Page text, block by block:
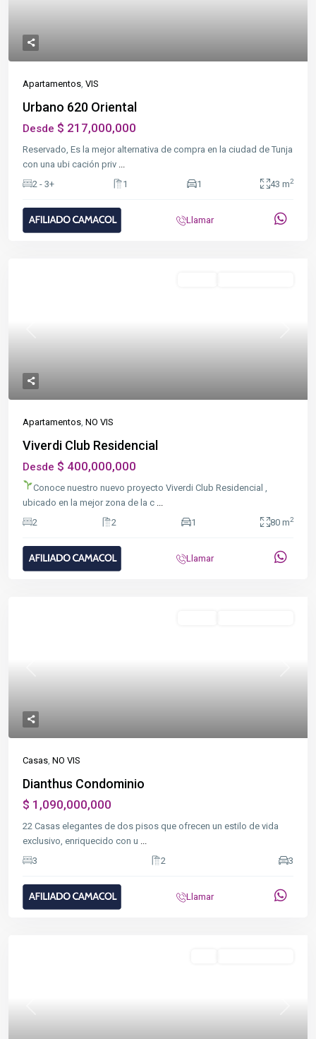
Apartamentos, VIS
Urbano 620 Oriental
Desde $ 217,000,000
Reservado, Es la mejor alternativa de compra en la ciudad de Tunja
con una ubi cación priv ...
2 - 3+
1 1 43 m2
Llamar
Apartamentos, NO VIS
Viverdi Club Residencial
Desde $ 400,000,000
Conoce nuestro nuevo proyecto Viverdi Club Residencial ,
ubicado en la mejor zona de la c ...
2
2 1 80 m2
Llamar
Casas, NO VIS
Dianthus Condominio
$ 1,090,000,000
22 Casas elegantes de dos pisos que ofrecen un estilo de vida
exclusivo, enriquecido con u ...
3
2 3
Llamar